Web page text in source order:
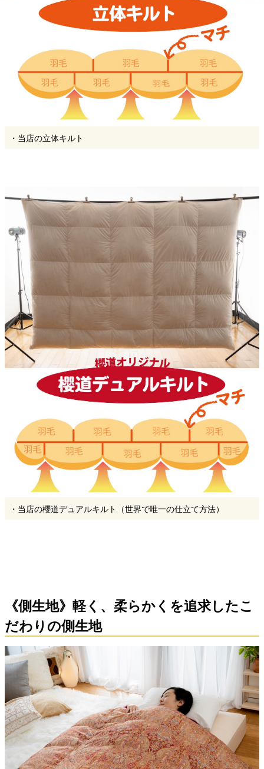
・当店の立体キルト
・当店の櫻道デュアルキルト（世界で唯一の仕立て方法）
《側生地》軽く、柔らかくを追求したこ
だわりの側生地